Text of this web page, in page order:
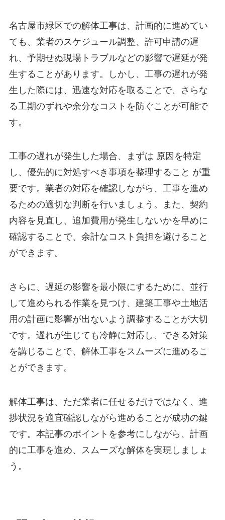
名古屋市緑区での解体工事は、計画的に進めてい
ても、業者のスケジュール調整、許可申請の遅
れ、予期せぬ現場トラブルなどの影響で遅延が発
生することがあります。しかし、工事の遅れが発
生した際には、迅速な対応を取ることで、さらな
る工期のずれや余分なコストを防ぐことが可能で
す。
工事の遅れが発生した場合、まずは 原因を特定
し、優先的に対処すべき事項を整理すること が重
要です。業者の対応を確認しながら、工事を進め
るための適切な判断を行いましょう。また、契約
内容を見直し、追加費用が発生しないかを早めに
確認することで、余計なコスト負担を避けること
ができます。
さらに、遅延の影響を最小限にするために、並行
して進められる作業を見つけ、建築工事や土地活
用の計画に影響が出ないよう調整することが大切
です。遅れが生じても冷静に対応し、できる対策
を講じることで、解体工事をスムーズに進めるこ
とができます。
解体工事は、ただ業者に任せるだけではなく、進
捗状況を適宜確認しながら進めることが成功の鍵
です。本記事のポイントを参考にしながら、計画
的に工事を進め、スムーズな解体を実現しましょ
う。